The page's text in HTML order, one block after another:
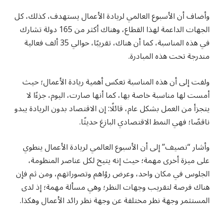
وأضاف أن الأسبوع العالمي لريادة الأعمال يستهدف، كذلك، كل
الجهات الداعمة لهذا القطاع، وهناك أكثر من 165 دولة تشارك
في هذه المناسبة، كما أن هناك، تقريبًا، حوالي 35 ألف فعالية
مندرجة تحت هذه المبادرة.
ولفت إلى أن هذه المناسبة تعكس أهمية ريادة الأعمال؛ حيث
أمست لها مناسبة خاصة بها، كما أنها صارت، اليوم، جزءًا لا
يتجزأ من العمل بشكل عام، قائلًا: إن الاقتصاد بدون الريادة يبدو
ناقصًا؛ فهي النمط الاقتصادي البازغ حديثًا.
وأشار “نصيف” إلى أن الأسبوع العالمي لريادة الأعمال ينطوي
على ميزة أخرى مهمة؛ حيث إنه يتيح لكل عناصر المنظومة،
الجلوس في مكان واحد، وعرض رؤاهم وتصوراتهم، ومن ثم فإن
هناك فرصة لتقريب وجهات النظر؛ وهي مسألة مهمة؛ إذ لدى
المستثمر وجهة نظر مختلفة عن وجهة نظر رائد الأعمال وهكذا.